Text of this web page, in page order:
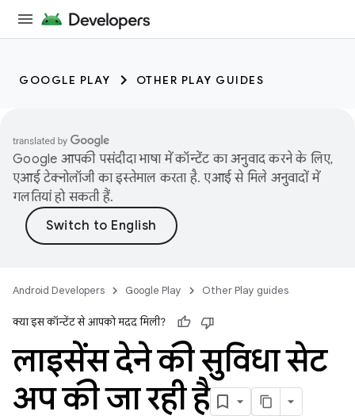
GOOGLE PLAY OTHER PLAY GUIDES
Google आपकी पसंदीदा भाषा में कॉन्टेंट का अनुवाद करने के लिए,
एआई टेक्नोलॉजी का इस्तेमाल करता है. एआई से मिले अनुवादों में
गलतियां हो सकती हैं.
Android Developers Google Play Other Play guides
क्या इस कॉन्टेंट से आपको मदद मिली?
लाइसेंस देने की सुविधा सेट
अप की जा रही है